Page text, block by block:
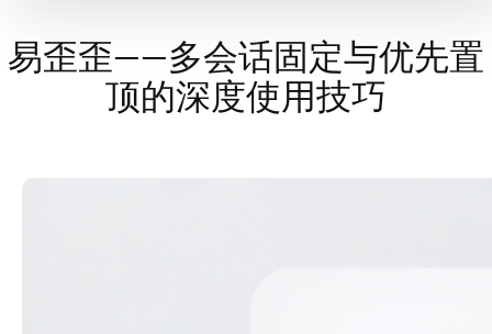
易歪歪——多会话固定与优先置
顶的深度使用技巧